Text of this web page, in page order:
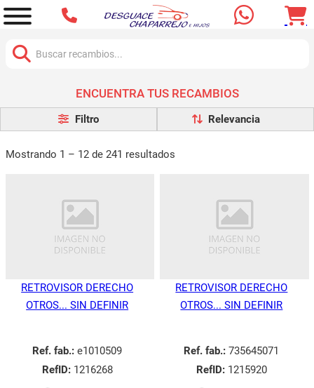
ENCUENTRA TUS RECAMBIOS
Filtro
Mostrando 1 – 12 de 241 resultados
RETROVISOR DERECHO
OTROS... SIN DEFINIR
Ref. fab.: e1010509
RefID:1216268
RETROVISOR DERECHO
OTROS... SIN DEFINIR
Ref. fab.: 735645071
RefID:1215920